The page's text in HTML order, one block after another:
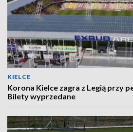
KIELCE
Korona Kielce zagra z Legią przy
Bilety wyprzedane